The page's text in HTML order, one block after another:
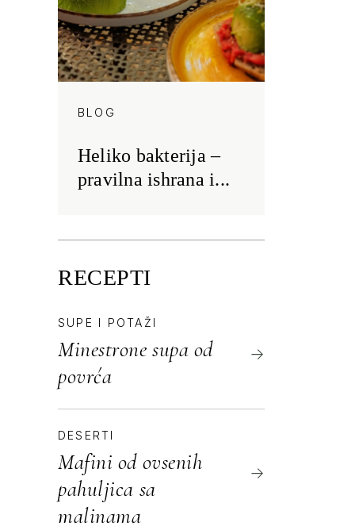
BLOG
Heliko bakterija –
pravilna ishrana i...
RECEPTI
SUPE I POTAŽI
Minestrone supa od
povrća
DESERTI
Mafini od ovsenih
pahuljica sa
malinama